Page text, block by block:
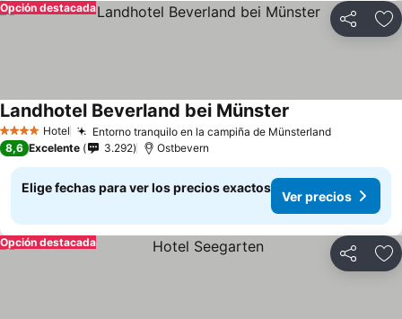
Compartir
Opción destacada
4 EstrellasHotel Entorno tranquilo en la campiña de MünsterlandVer
Landhotel Beverland bei Münster
8,6 Excelente 3.292 Ostbevern
Elige fechas para ver los precios exactos
Ver precios
Compartir
Opción destacada